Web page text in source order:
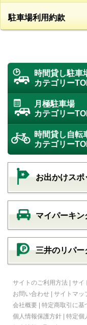
駐車場利用約款
時間貸し駐車
カテゴリー
月極駐車場
カテゴリー
時間貸し自転
カテゴリー
お出かけスポ
マイパーキン
三井のリパー
サイトのご利用方法 | サイ
お問い合わせ | サイトマッ
会社概要 | 特定商取引に基
個人情報保護方針 | 特定個